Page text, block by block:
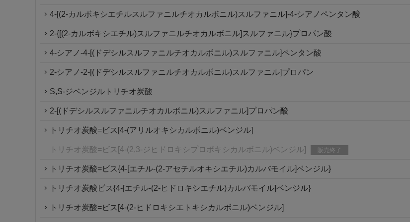
4-[(2-カルボキシエチルスルファニルチオカルボニル)スルファニル]-4-シアノペンタン酸
2-{[(2-カルボキシエチル)スルファニルチオカルボニル]スルファニル}プロパン酸
4-シアノ-4-[(ドデシルスルファニルチオカルボニル)スルファニル]ペンタン酸
2-シアノ-2-[(ドデシルスルファニルチオカルボニル)スルファニル]プロパン
S,S-ジベンジルトリチオ炭酸
2-[(ドデシルスルファニルチオカルボニル)スルファニル]プロパン酸
トリチオ炭酸=ビス[4-(アリルオキシカルボニル)ベンジル]
トリチオ炭酸=ビス[4-(2,3-ジヒドロキシプロポキシカルボニル)ベンジル] 販売終了
トリチオ炭酸=ビス{4-[エチル-(2-アセチルオキシエチル)カルバモイル]ベンジル}
トリチオ炭酸ビス{4-[エチル-(2-ヒドロキシエチル)カルバモイル]ベンジル}
トリチオ炭酸=ビス[4-(2-ヒドロキシエトキシカルボニル)ベンジル]